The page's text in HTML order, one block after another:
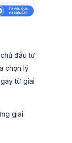
chủ đầu tư
chọn lý
từ giai
giai